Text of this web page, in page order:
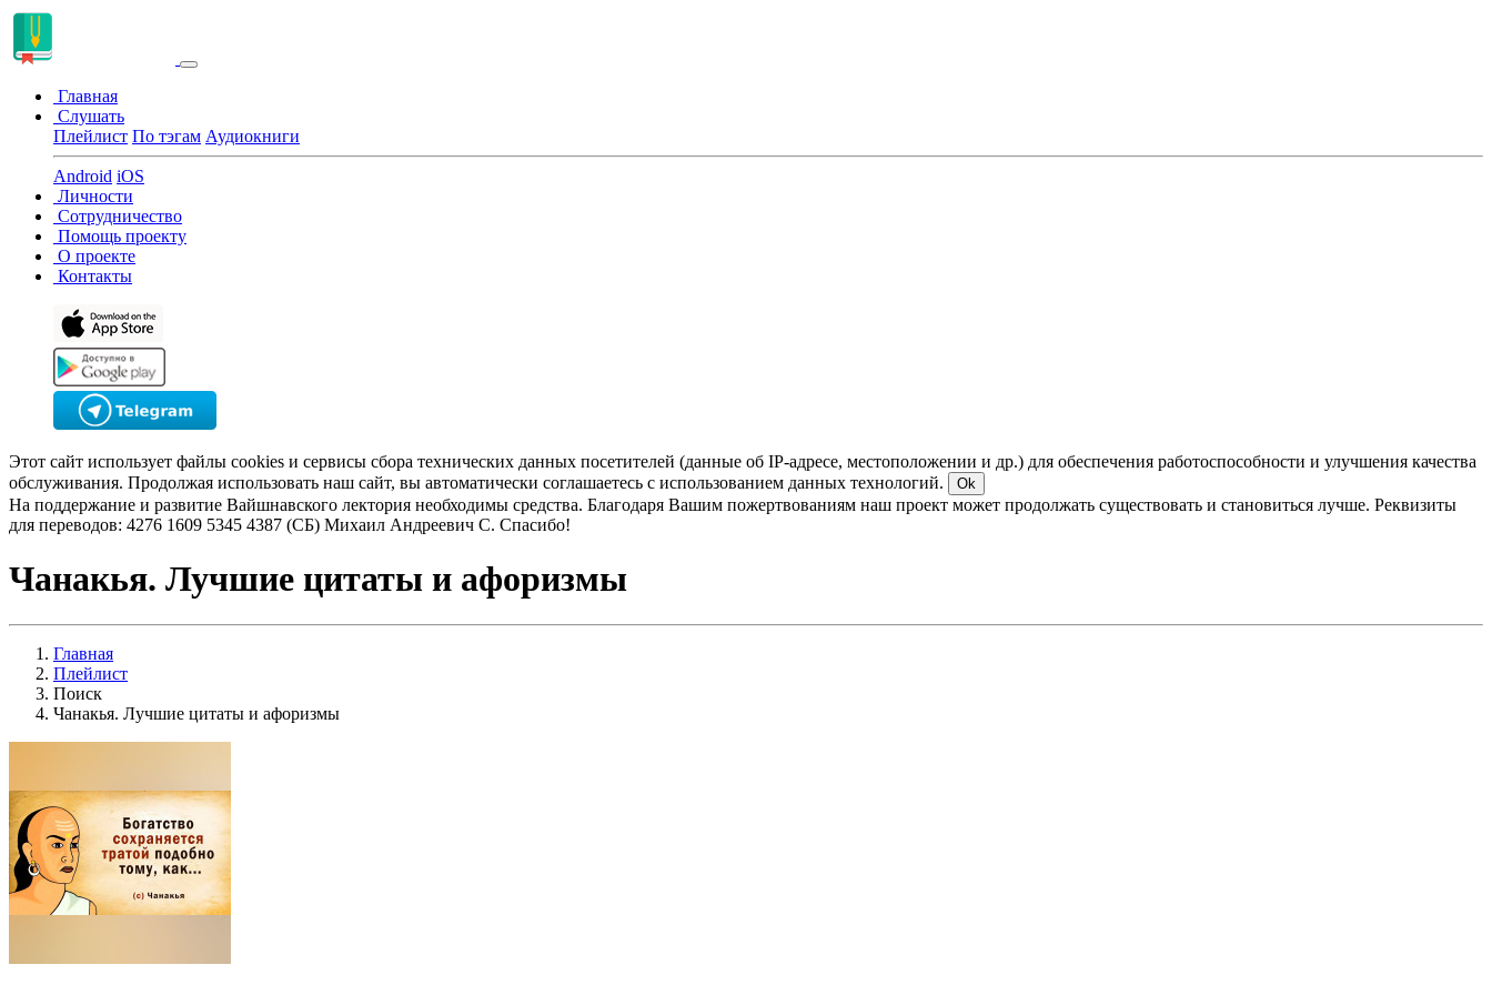
Главная
Слушать
Плейлист По тэгам Аудиокниги
Android iOS
Личности
Сотрудничество
Помощь проекту
О проекте
Контакты
Этот сайт использует файлы cookies и сервисы сбора технических данных посетителей (данные об IP-адресе, местоположении и др.) для обеспечения работоспособности и улучшения качества
обслуживания. Продолжая использовать наш сайт, вы автоматически соглашаетесь с использованием данных технологий.
Ok
На поддержание и развитие Вайшнавского лектория необходимы средства. Благодаря Вашим пожертвованиям наш проект может продолжать существовать и становиться лучше. Реквизиты
для переводов: 4276 1609 5345 4387 (СБ) Михаил Андреевич С. Спасибо!
Чанакья. Лучшие цитаты и афоризмы
Главная
Плейлист
Поиск
Чанакья. Лучшие цитаты и афоризмы